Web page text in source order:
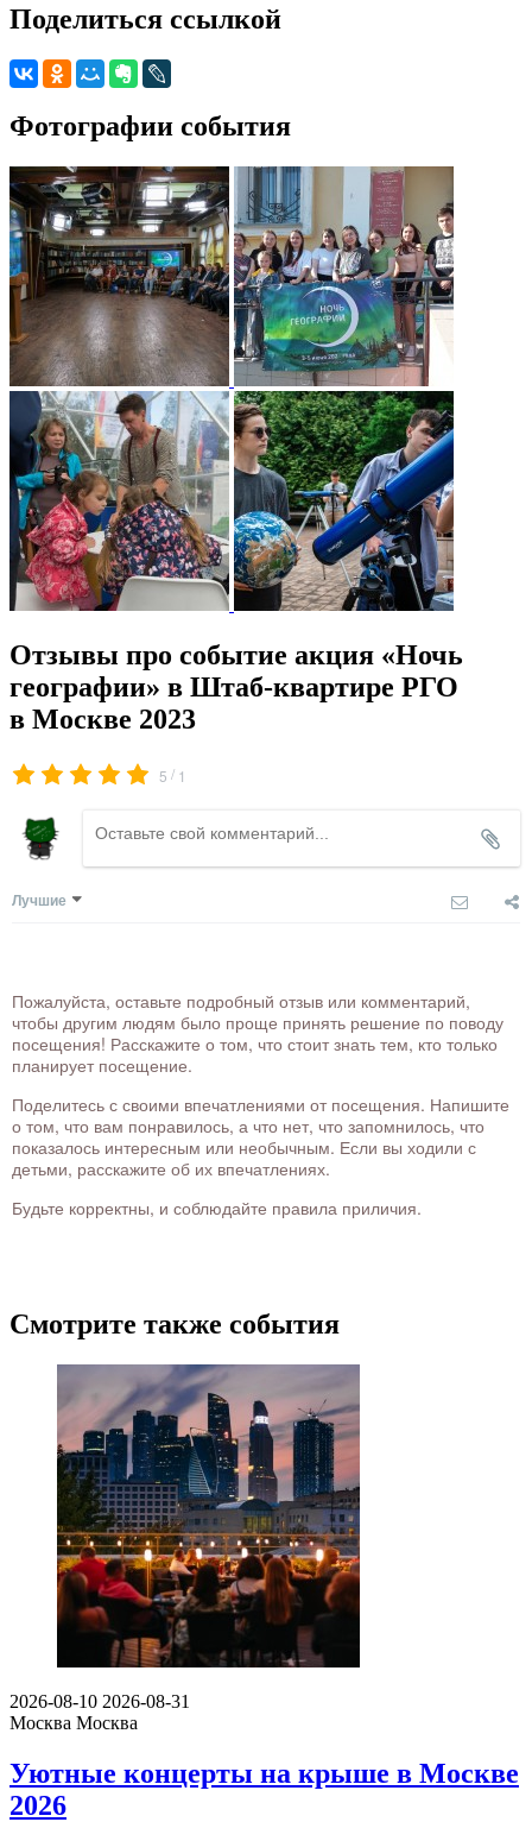
Поделиться ссылкой
Фотографии события
Отзывы про событие акция «Ночь
географии» в Штаб-квартире РГО
в Москве 2023
5 / 1
Лучшие
Пожалуйста, оставьте подробный отзыв или комментарий,
чтобы другим людям было проще принять решение по поводу
посещения! Расскажите о том, что стоит знать тем, кто только
планирует посещение.
Поделитесь с своими впечатлениями от посещения. Напишите
о том, что вам понравилось, а что нет, что запомнилось, что
показалось интересным или необычным. Если вы ходили с
детьми, расскажите об их впечатлениях.
Будьте корректны, и соблюдайте правила приличия.
Смотрите также события
2026-08-10 2026-08-31
Москва Москва
Уютные концерты на крыше в Москве
2026